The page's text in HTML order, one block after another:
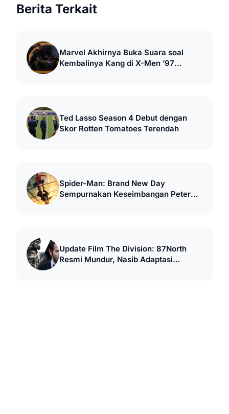
Berita Terkait
Marvel Akhirnya Buka Suara soal
Kembalinya Kang di X-Men ’97
Ted Lasso Season 4 Debut dengan
Skor Rotten Tomatoes Terendah
Spider-Man: Brand New Day
Sempurnakan Keseimbangan Peter
Update Film The Division: 87North
Resmi Mundur, Nasib Adaptasi